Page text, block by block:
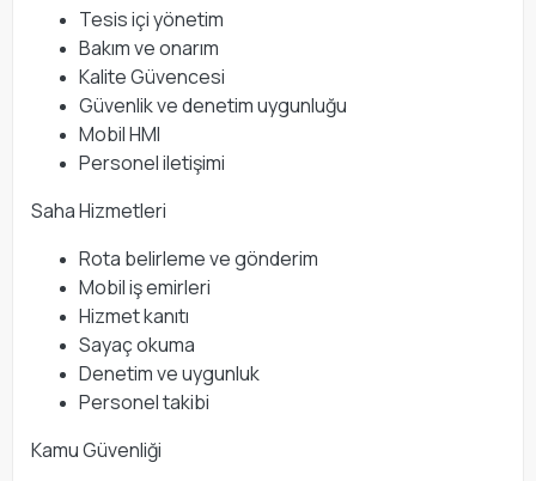
Tesis içi yönetim
Bakım ve onarım
Kalite Güvencesi
Güvenlik ve denetim uygunluğu
Mobil HMI
Personel iletişimi
Saha Hizmetleri
Rota belirleme ve gönderim
Mobil iş emirleri
Hizmet kanıtı
Sayaç okuma
Denetim ve uygunluk
Personel takibi
Kamu Güvenliği